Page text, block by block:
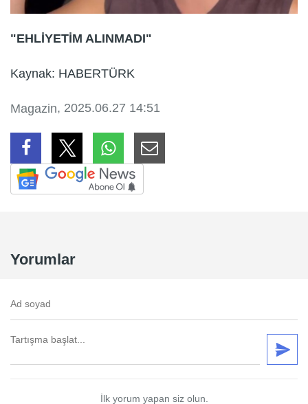
"EHLİYETİM ALINMADI"
Kaynak: HABERTÜRK
Magazin, 2025.06.27 14:51
Yorumlar
İlk yorum yapan siz olun.